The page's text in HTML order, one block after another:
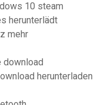
10 steam
herunterlädt
mehr
download
herunterladen